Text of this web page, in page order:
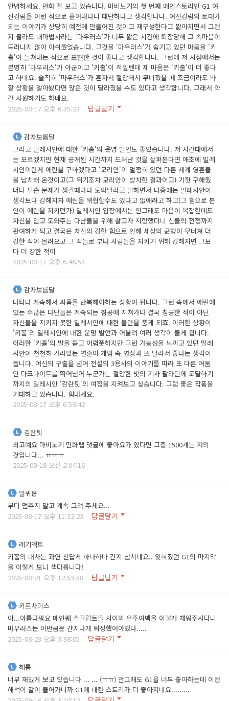
안녕하세요. 만화 잘 보고 있습니다. 마비노기의 첫 번째 메인스토리인 G1 여
신강림을 이런 식으로 풀어내다니 대단하다고 생각합니다. 여신강림의 토대가
되는 이야기가 상당히 예전에 만들어진 것이고 재구성한다고 짧아지면서 그런
지 몰라도 대마법사라는 '마우러스'가 너무 짧은 시간에 퇴장당해 그 속마음이
드러나지 않아 아쉬웠었습니다. 그것을 '마우러스'가 숨기고 있던 마음을 '키
홀'이 들쳐내는 식으로 표현한 것이 좋다고 생각합니다. 그런데 저 시점에서는
분명히 '마우러스'가 아군이고 '키홀'이 적일텐데 제 마음은 '키홀'이 더 좋다
고 하네요. 솔직히 '마우러스'가 혼자서 절망해서 무너졌을 때 조금이라도 바
깥 상황을 알아봤다면 많은 것이 달라졌을 수도 있다고 생각합니다. 그래서 약
간 시원하기도 하네요.
2025-08-17 오후 6:35:23
답글달기
감자보름달
그리고 밀레시안에 대한 '키홀'의 운명 발언도 좋았습니다. 저 시간대에서
는 모르겠지만 현재 공개된 시간까지 드러난 것을 살펴본다면 애초에 밀레
시안이란게 에린을 구하겠다고 '모리안'이 멀쩡히 있던 다른 세계 영혼들
을 납치해 온것이고(그 위기조차 모리안이 방치한 결과이고) 기껏 구해줬
더니 무슨 문제가 생길때마다 도와달라고 말하면서 나중에는 밀레시안이
생각보다 강해지자 에린을 위협할수도 있다고 없애려고 하고(그 힘으로 본
인이 에린을 지키던가) 밀레시안 입장에서는 안그래도 마음이 복잡한데도
자신을 믿고 도와주는 다난들을 위해 살고자 저항했더니 신들의 전쟁까지
관여하게 되고 결국은 자신의 강한 힘으로 인해 세상의 균형이 무너져 더
강한 적이 몰려오고 그 적들로 부터 사람들을 지키기 위해 강해지면 그보
다 더 강한 적이
2025-08-17 오후 6:46:53
감자보름달
나타나 계속해서 싸움을 반복해야하는 상황이 됩니다. 그런 속에서 에린에
있는 수많은 다난들은 계속되는 침공에 지쳐가다 결국 침공한 적이 아닌
자신들을 지키지 못한 밀레시안에 대한 불만을 품게 되죠. 이러한 상황이
'키홀'의 밀레시안에 대한 운명 발언과 어울려 여러 생각이 들게 됩니다.
이러한 '키홀'의 말을 듣고 어렴풋하지만 그런 가능성을 느끼고 있던 밀레
시안이 천천히 가라앉는 연출이 게임 속 영상과 또 달라서 좋다는 생각이
듭니다. 여신의 구출을 넘어 전설의 3용사의 이야기를 따라 또 다른 어둠
인 다크나이트를 뛰어넘어 누군가는 절망한 빛의 기사 팔라딘에 도달하기
까지의 밀레시안 '감란팃'의 여정을 지켜보고 싶습니다. 그럼 좋은 작품을
기대하고 있습니다. 힘내세요.
2025-08-17 오후 6:59:42
김란팃
최고예요 마비노기 만화탭 댓글에 좋아요가 있다면 그중 1500개는 저의
것입니다... ㅠㅠㅠ
2025-08-18 오전 2:04:16
알퀴온
부디 멈추지 말고 계속 그려 주세요...
2025-08-17 오후 11:32:23
답글달기
레기엑트
키홀의 대사는 과연 신답게 하나하나 간지 넘치네요.. 잊혀졌던 G1의 마지막
을 이렇게 보니 색다릅니다!
2025-08-21 오후 12:53:58
답글달기
키르사미스
아...아름다워요 메인퀘 스크립트들 사이의 우주여백을 이렇게 채워주시다니
마우러스는 이만큼은 간지나게 퇴장했어야했다.....
2025-08-23 오후 3:38:05
답글달기
헤룸
너무 재밌게 보고 있습니다 ... ... (ㅠㅠ) 안그래도 G1을 너무 좋아하는데 이런
해석이 같이 들어가니까 G1에 대한 스토리가 더 좋아지네요.........